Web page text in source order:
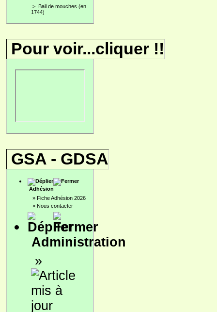
> Bail de mouches (en
1744)
Pour voir...cliquer !!
GSA - GDSA
Adhésion
» Fiche Adhésion 2026
» Nous contacter
Administration
»